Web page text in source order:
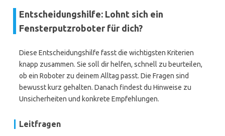
Entscheidungshilfe: Lohnt sich ein
Fensterputzroboter für dich?
Diese Entscheidungshilfe fasst die wichtigsten Kriterien
knapp zusammen. Sie soll dir helfen, schnell zu beurteilen,
ob ein Roboter zu deinem Alltag passt. Die Fragen sind
bewusst kurz gehalten. Danach findest du Hinweise zu
Unsicherheiten und konkrete Empfehlungen.
Leitfragen